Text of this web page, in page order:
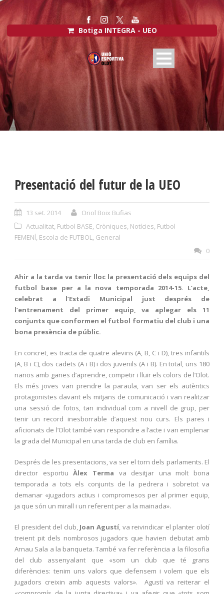
Botiga INTEGRA - UEO
Presentació del futur de la UEO
13 set. 2014
Oriol Boix Bufias
Actualitat, Futbol BASE, Cròniques, Notícies, Futbol
FEMENÍ, Escola de FUTBOL, General
0
Ahir a la tarda va tenir lloc la presentació dels equips del
futbol base per a la nova temporada 2014-15. L’acte,
celebrat a l’Estadi Municipal just després de
l’entrenament del primer equip, va aplegar els 11
conjunts que conformen el futbol formatiu del club i una
bona presència de públic.
En concret, es tracta de quatre alevins (A, B, C i D), tres infantils
(A, B i C), dos cadets (A i B) i dos juvenils (A i B). En total, uns 180
nanos amb ganes d’aprendre, competir i lluir els colors de l’Olot.
Els més joves van prendre la paraula, van ser els autèntics
protagonistes davant els mitjans de comunicació i van realitzar
una sessió de fotos, tan individual com a nivell de grup, per
tenir un record inesborrable d’aquest nou curs. Els pares i
aficionats de l’Olot també van respondre a l’acte i van emplenar
la grada del Municipal en una tarda de club en família.
Després de les presentacions, va ser el torn dels parlaments. El
director esportiuÀlex Terma va desitjar una molt bona
temporada a tots els conjunts de la pedrera i sobretot va
demanar «jugadors actius i compromesos per al primer equip,
ja que són un mirall i un referent per a la mainada».
El president del club, Joan Agustí, va reivindicar el planter olotí
treient pit dels nombrosos jugadors que havien debutat amb
Arnau Sala a la banqueta. També va fer referència a la filosofia
del club assenyalant que «som un club que té grans
diferències: tenim uns valors que defensem i volem que els
jugadors creixin amb aquests valors». Agustí va reiterar el